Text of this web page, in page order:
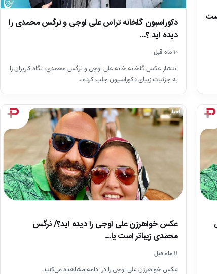
دکوراسیون گلخانه تراس علی اوجی و نرگس محمدی را
دیده اید ؟…
۱۰ ماه قبل
انتشار عکس گلخانه خانه علی اوجی و نرگس محمدی، نگاه کاربران را
به جزئیات زیبای دکوراسیون جلب کرده…
اخبار
عکس خواهرزن علی اوجی را دیده اید؟/ نرگس
محمدی زیباتر است یا…
۱۱ ماه قبل
عکس خواهرزن علی اوجی را در ادامه مشاهده می‌کنید.